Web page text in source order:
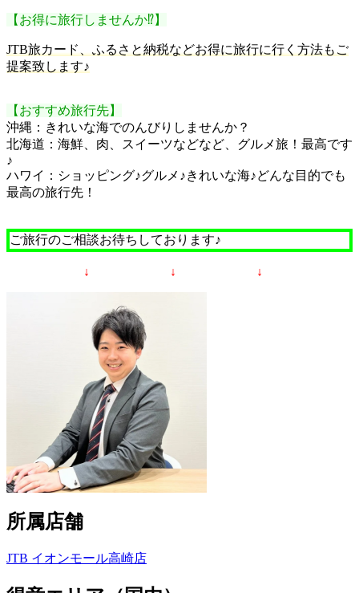
【お得に旅行しませんか⁉】
JTB旅カード、ふるさと納税などお得に旅行に行く方法もご
提案致します♪
【おすすめ旅行先】
沖縄：きれいな海でのんびりしませんか？
北海道：海鮮、肉、スイーツなどなど、グルメ旅！最高です
♪
ハワイ：ショッピング♪グルメ♪きれいな海♪どんな目的でも
最高の旅行先！
ご旅行のご相談お待ちしております♪
↓ ↓ ↓
所属店舗
JTB イオンモール高崎店